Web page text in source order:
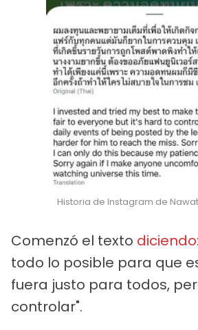
Historia de Instagram de
Comenzó el texto diciendo
todo lo posible para que
fuera justo para todos,
controlar".